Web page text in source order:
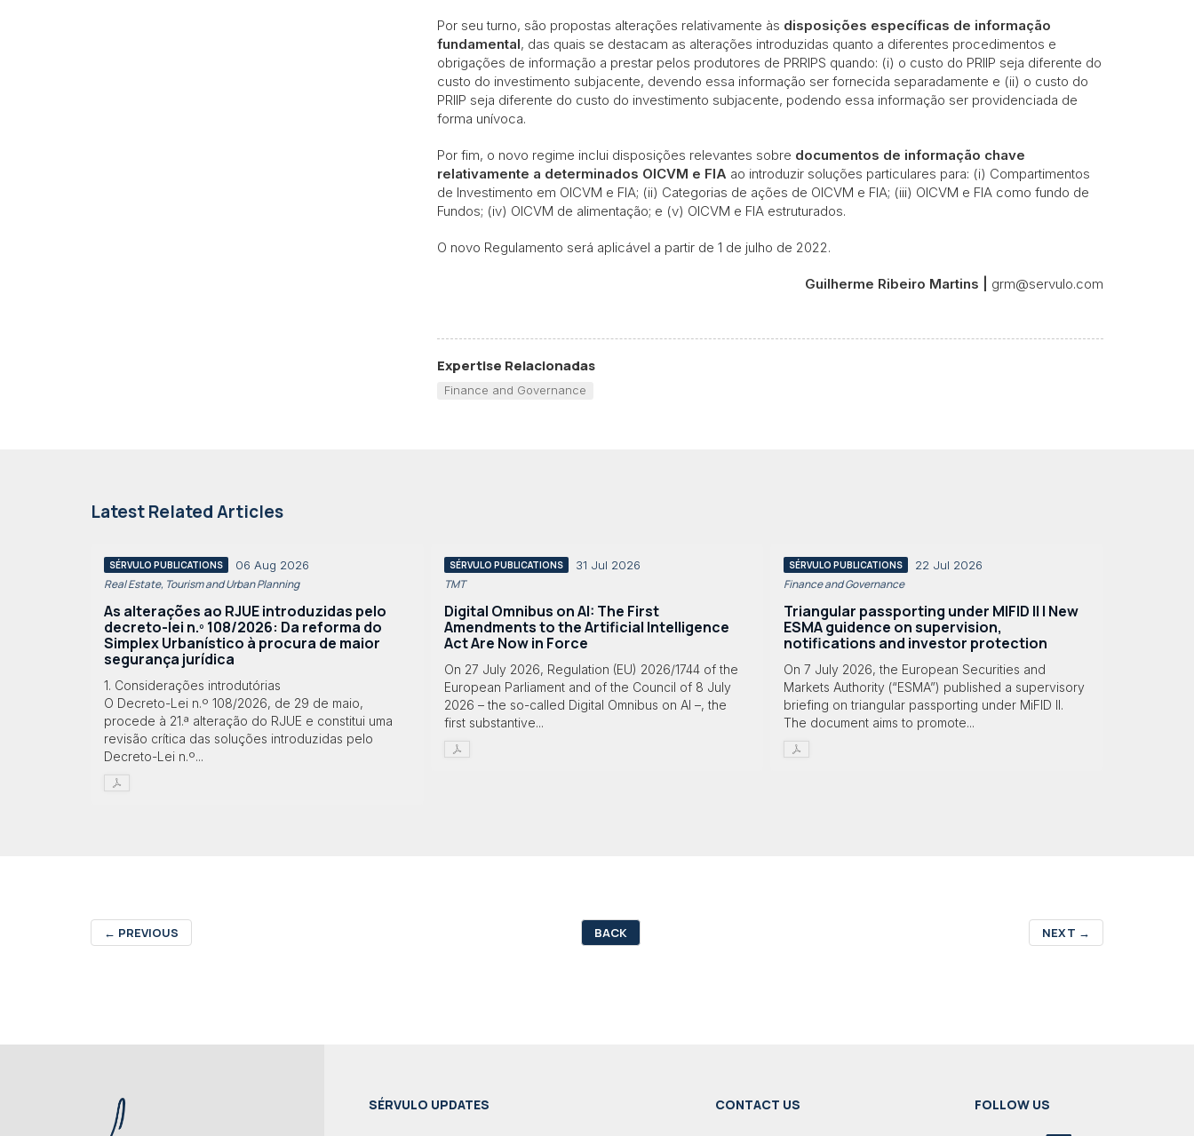
Por seu turno, são propostas alterações relativamente às disposições específicas de informação
fundamental, das quais se destacam as alterações introduzidas quanto a diferentes procedimentos e
obrigações de informação a prestar pelos produtores de PRRIPS quando: (i) o custo do PRIIP seja diferente do
custo do investimento subjacente, devendo essa informação ser fornecida separadamente e (ii) o custo do
PRIIP seja diferente do custo do investimento subjacente, podendo essa informação ser providenciada de
forma unívoca.
Por fim, o novo regime inclui disposições relevantes sobre documentos de informação chave
relativamente a determinados OICVM e FIA ao introduzir soluções particulares para: (i) Compartimentos
de Investimento em OICVM e FIA; (ii) Categorias de ações de OICVM e FIA; (iii) OICVM e FIA como fundo de
Fundos; (iv) OICVM de alimentação; e (v) OICVM e FIA estruturados.
O novo Regulamento será aplicável a partir de 1 de julho de 2022.
Guilherme Ribeiro Martins | grm@servulo.com
Expertise Relacionadas
Finance and Governance
Latest Related Articles
SÉRVULO PUBLICATIONS 06 Aug 2026
Real Estate, Tourism and Urban Planning
As alterações ao RJUE introduzidas pelo
decreto-lei n.º 108/2026: Da reforma do
Simplex Urbanístico à procura de maior
segurança jurídica
1. Considerações introdutórias
O Decreto-Lei n.º 108/2026, de 29 de maio,
procede à 21.ª alteração do RJUE e constitui uma
revisão crítica das soluções introduzidas pelo
Decreto-Lei n.º...
SÉRVULO PUBLICATIONS 31 Jul 2026
TMT
Digital Omnibus on AI: The First
Amendments to the Artificial Intelligence
Act Are Now in Force
On 27 July 2026, Regulation (EU) 2026/1744 of the
European Parliament and of the Council of 8 July
2026 – the so-called Digital Omnibus on AI –, the
first substantive...
SÉRVULO PUBLICATIONS 22 Jul 2026
Finance and Governance
Triangular passporting under MIFID II | New
ESMA guidence on supervision,
notifications and investor protection
On 7 July 2026, the European Securities and
Markets Authority (“ESMA”) published a supervisory
briefing on triangular passporting under MiFID II.
The document aims to promote...
← PREVIOUS BACK NEXT →
SÉRVULO UPDATES CONTACT US FOLLOW US